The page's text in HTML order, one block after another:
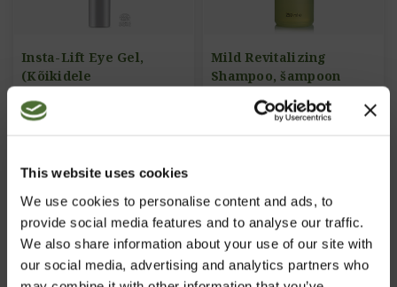
This website uses cookies
We use cookies to personalise content and ads, to
provide social media features and to analyse our traffic.
We also share information about your use of our site with
our social media, advertising and analytics partners who
Insta-Lift Eye Gel,
(Kõikidele
/Pinguldav silmageel/
ART. NR: 368
Osta Nüüd
Mild Revitalizing
Shampoo, šampoon
ART. NR: 311
Osta Nüüd